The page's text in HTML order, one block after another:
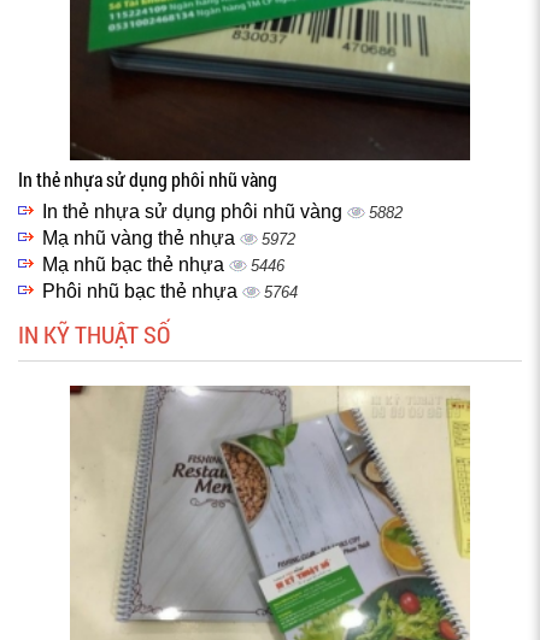
In thẻ nhựa sử dụng phôi nhũ vàng
In thẻ nhựa sử dụng phôi nhũ vàng 5882
Mạ nhũ vàng thẻ nhựa 5972
Mạ nhũ bạc thẻ nhựa 5446
Phôi nhũ bạc thẻ nhựa 5764
IN KỸ THUẬT SỐ